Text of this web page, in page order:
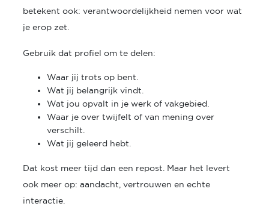
betekent ook: verantwoordelijkheid nemen voor wat
je erop zet.
Gebruik dat profiel om te delen:
Waar jij trots op bent.
Wat jij belangrijk vindt
Wat jou opvalt in je werk of vakgebied.
Waar je over twijfelt of van mening over
verschilt.
Wat jij geleerd hebt.
Dat kost meer tijd dan een repost. Maar het levert
ook meer op: aandacht, vertrouwen en echte
interactie.